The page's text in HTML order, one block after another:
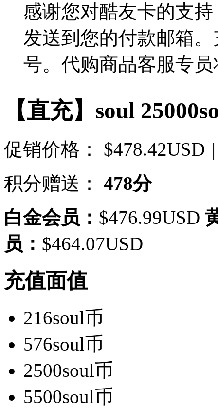
感谢您对酷友卡的支
发送到您的付款邮箱
号。代购商品客服专
【直充】soul
促销价格： $478.42USD
积分赠送：
478分
白金会员： $476.99USD
员： $464.07USD
充值面值
216soul币
576soul币
2500soul币
5500soul币